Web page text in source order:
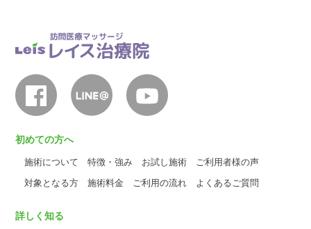
初めての方へ
施術について 特徴・強み お試し施術
ご利用者様の声
対象となる方
施術料金 ご利用の流れ よくあるご質問
詳しく知る